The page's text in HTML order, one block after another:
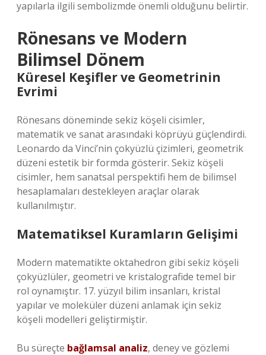
yapılarla ilgili sembolizmde önemli olduğunu belirtir.
Rönesans ve Modern
Bilimsel Dönem
Küresel Keşifler ve Geometrinin
Evrimi
Rönesans döneminde sekiz köşeli cisimler,
matematik ve sanat arasındaki köprüyü güçlendirdi.
Leonardo da Vinci’nin çokyüzlü çizimleri, geometrik
düzeni estetik bir formda gösterir. Sekiz köşeli
cisimler, hem sanatsal perspektifi hem de bilimsel
hesaplamaları destekleyen araçlar olarak
kullanılmıştır.
Matematiksel Kuramların Gelişimi
Modern matematikte oktahedron gibi sekiz köşeli
çokyüzlüler, geometri ve kristalografide temel bir
rol oynamıştır. 17. yüzyıl bilim insanları, kristal
yapılar ve moleküler düzeni anlamak için sekiz
köşeli modelleri geliştirmiştir.
Bu süreçte bağlamsal analiz, deney ve gözlemi